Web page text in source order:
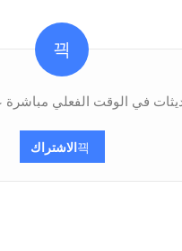
في الوقت الفعلي مباشرة
الاشتراك